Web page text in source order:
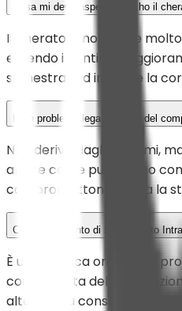
Cosa mi devo aspettare se ho il
Il cheratocono evolve
essendo i continui
semestrali ed irrigidire la
È un problema legato all'uso del
Non deriva dagli schermi,
anche come puro gesto
compromettono via via la
Cos'è l'intervento di Scorrimento
È una tecnica originale e
cono, questa delicata
alternativa conservativa